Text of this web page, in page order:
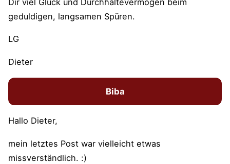
geduldigen, langsamen Spüren.
LG
Dieter
Biba
Hallo Dieter,
mein letztes Post war vielleicht etwas
missverständlich. :)